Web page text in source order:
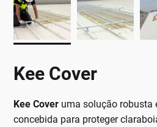
Kee Cover
Kee Cover uma solução robusta
concebida para proteger